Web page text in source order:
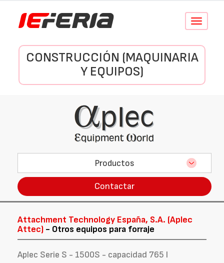
Conmutar
CONSTRUCCIÓN (MAQUINARIA
Y EQUIPOS)
Productos
Contactar
Attachment Technology España, S.A. (Aplec
Attec) - Otros equipos para forraje
Aplec Serie S - 1500S - capacidad 765 l